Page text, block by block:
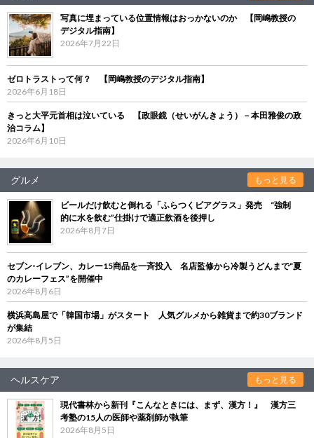
写真に埋まっている位置情報はおっかないのか 【岡嶋教授の
デジタル指南】
2026年7月22日
ゼロトラストって何？ 【岡嶋教授のデジタル指南】
2026年6月18日
きっと大平元首相は泣いている 【政眼鏡（せいがんきょう）－本田雅俊の政
治コラム】
2026年6月10日
グルメ もっと見る
ビールだけ飲むと倒れる「ふらつくビアグラス」発売 “強制
的に水を飲む”仕掛けで適正飲酒を後押し
2026年8月7日
セブン‐イレブン、カレー15商品を一斉投入 名店監修から冷製うどんまで“夏
のカレーフェス”を開催中
2026年8月6日
横浜高島屋で「韓国市場」がスタート 人気グルメから雑貨まで約30ブランド
が集結
2026年8月5日
ヘルスケア もっと見る
現代書林から新刊『こんなときには、まず、漢方！』 漢方三
考塾の15人の医師や薬剤師が執筆
2026年8月5日